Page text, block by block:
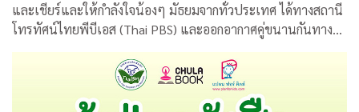
และเชียร์และให้กำลังใจน้องๆ มัธยมจากทั่วประเทศ ได้ทางสถานี
โทรทัศน์ไทยพีบีเอส (Thai PBS) และออกอากาศคู่ขนานกันทาง
สถานีโทรทัศน์เอแอลทีวี (ALTV)